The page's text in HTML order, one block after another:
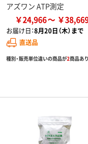
アズワン ATP測定
￥24,966 ￥
お届け日：8月20日（木）まで
直送品
種別・販売単位違いの商品が2商品あ